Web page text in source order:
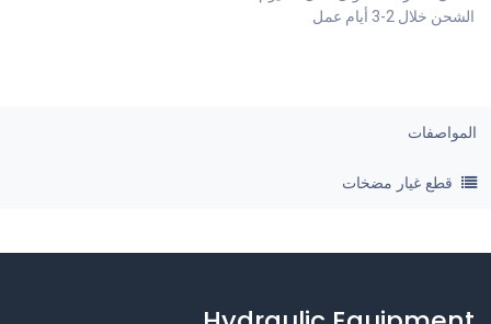
الشحن خلال 2-3 أيام عمل
المواصفات
قطع غيار مضخات